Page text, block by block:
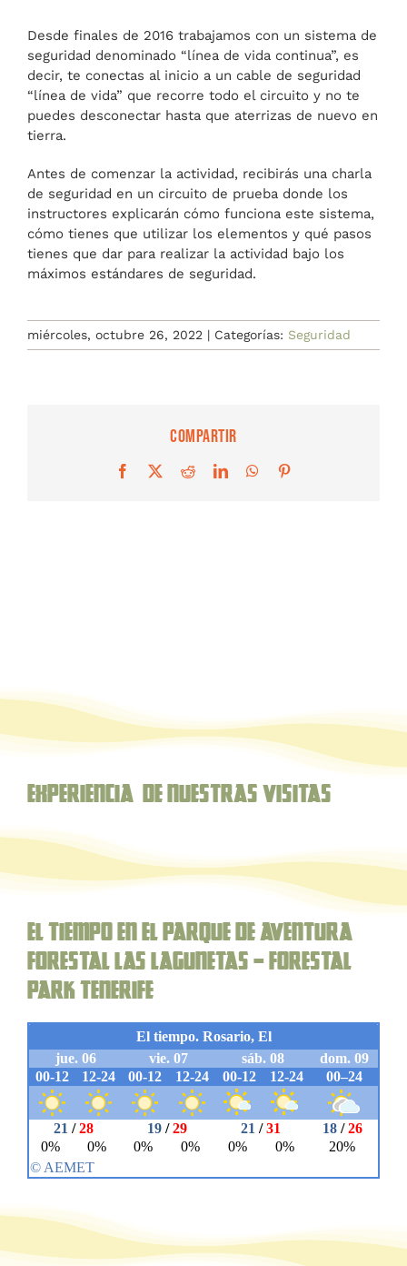
A medida
BLOG
Desde finales de 2016 trabajamos con un sistema de
seguridad denominado “línea de vida continua”, es
decir, te conectas al inicio a un cable de seguridad
“línea de vida” que recorre todo el circuito y no te
puedes desconectar hasta que aterrizas de nuevo en
tierra.
Antes de comenzar la actividad, recibirás una charla
de seguridad en un circuito de prueba donde los
instructores explicarán cómo funciona este sistema,
cómo tienes que utilizar los elementos y qué pasos
tienes que dar para realizar la actividad bajo los
máximos estándares de seguridad.
miércoles, octubre 26, 2022 | Categorías: Seguridad
Compartir
Facebook RedditLinkedInWhatsApp
Experiencia de nuestras Visitas
El Tiempo en el parque de aventura
forestal Las Lagunetas – Forestal
Park Tenerife